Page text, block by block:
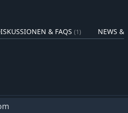
& FAQS (1) NEWS &